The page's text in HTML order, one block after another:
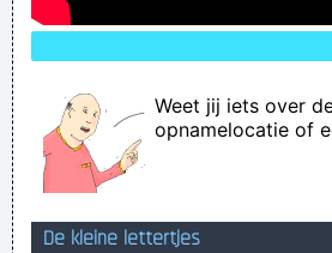
Weet jij iets over
opnamelocatie of
De kleine lettertjes